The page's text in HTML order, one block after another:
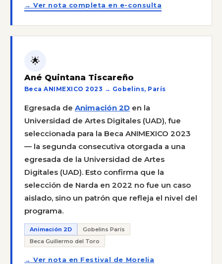
→ Ver nota completa en e-consulta
🌟
Ané Quintana Tiscareño
Beca ANIMEXICO 2023 → Gobelins, París
Egresada de Animación 2D en la
Universidad de Artes Digitales (UAD), fue
seleccionada para la Beca ANIMEXICO 2023
— la segunda consecutiva otorgada a una
egresada de la Universidad de Artes
Digitales (UAD). Esto confirma que la
selección de Narda en 2022 no fue un caso
aislado, sino un patrón que refleja el nivel del
programa.
Animación 2D
Gobelins París
Beca Guillermo del Toro
→ Ver nota en Festival de Morelia